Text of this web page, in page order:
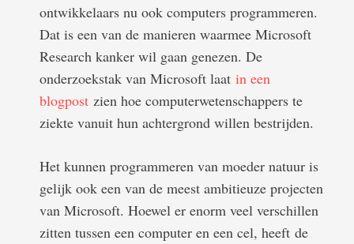
ontwikkelaars nu ook computers programmeren.
Dat is een van de manieren waarmee Microsoft
Research kanker wil gaan genezen. De
onderzoekstak van Microsoft laat in een
blogpost zien hoe computerwetenschappers te
ziekte vanuit hun achtergrond willen bestrijden.
Het kunnen programmeren van moeder natuur is
gelijk ook een van de meest ambitieuze projecten
van Microsoft. Hoewel er enorm veel verschillen
zitten tussen een computer en een cel, heeft de